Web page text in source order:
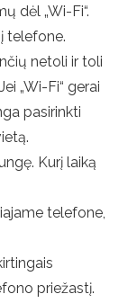
dėl „Wi-Fi“.
telefone.
netoli ir toli
„Wi-Fi“ gerai
pasirinkti
Kurį laiką
telefone,
priežastį.